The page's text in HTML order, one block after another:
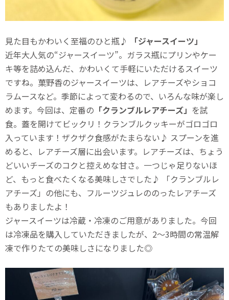
見た目もかわいく至福のひと瓶♪
「ジャースイーツ」
近年大人気の“ジャースイーツ”。ガラス瓶にプリンやケー
キ等を詰め込んだ、かわいくて手軽にいただけるスイーツ
ですね。菓野香のジャースイーツは、レアチーズやショコ
ラムースなど。季節によって変わるので、いろんな味が楽し
めます。今回は、定番の 「クランブルレアチーズ」 を試
食。蓋を開けてビックリ！クランブルクッキーがゴロゴロ
入っています！ザクザク食感がたまらない♪ スプーンを進
めると、レアチーズ層に出会います。レアチーズは、ちょう
どいいチーズのコクと控えめな甘さ。一つじゃ足りないほ
ど、もっと食べたくなる美味しさでした♪ 「クランブルレ
アチーズ」の他にも、フルーツジュレののったレアチーズ
もありましたよ！
ジャースイーツは冷蔵・冷凍のご用意がありました。今回
は冷凍品を購入していただきましたが、2～3時間の常温解
凍で作りたての美味しさになりました◎